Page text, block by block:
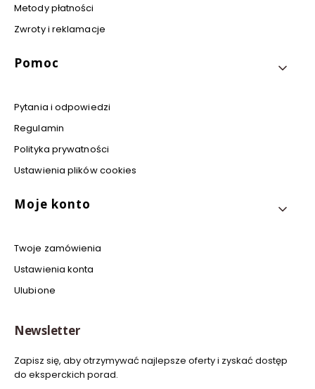
Metody płatności
Zwroty i reklamacje
Pomoc
Pytania i odpowiedzi
Regulamin
Polityka prywatności
Ustawienia plików cookies
Moje konto
Twoje zamówienia
Ustawienia konta
Ulubione
Newsletter
Zapisz się, aby otrzymywać najlepsze oferty i zyskać dostęp
do eksperckich porad.